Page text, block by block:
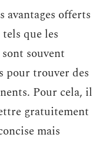
avantages offerts
tels que les
souvent
pour trouver des
Pour cela, il
gratuitement
mais